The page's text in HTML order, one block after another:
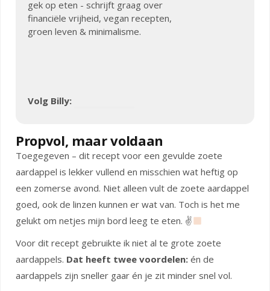
gek op eten - schrijft graag over
financiële vrijheid, vegan recepten,
groen leven & minimalisme.
Volg Billy:
Propvol, maar voldaan
Toegegeven – dit recept voor een gevulde zoete
aardappel is lekker vullend en misschien wat heftig op
een zomerse avond. Niet alleen vult de zoete aardappel
goed, ook de linzen kunnen er wat van. Toch is het me
gelukt om netjes mijn bord leeg te eten. ✌
Voor dit recept gebruikte ik niet al te grote zoete
aardappels. Dat heeft twee voordelen: én de
aardappels zijn sneller gaar én je zit minder snel vol.